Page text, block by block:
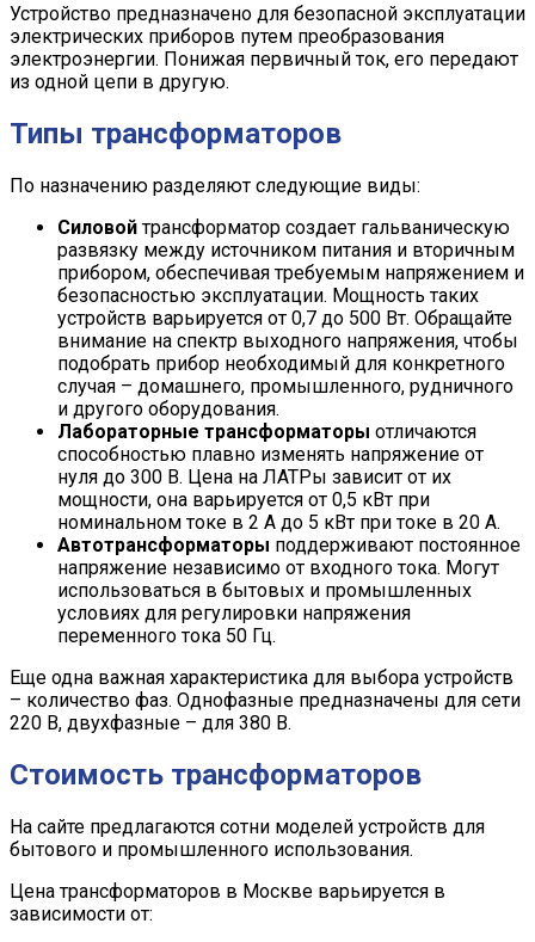
Устройство предназначено для безопасной эксплуатации
электрических приборов путем преобразования
электроэнергии. Понижая первичный ток, его передают
из одной цепи в другую.
Типы трансформаторов
По назначению разделяют следующие виды:
Силовойтрансформатор создает гальваническую
развязку между источником питания и вторичным
прибором, обеспечивая требуемым напряжением и
безопасностью эксплуатации. Мощность таких
устройств варьируется от 0,7 до 500 Вт. Обращайте
внимание на спектр выходного напряжения, чтобы
подобрать прибор необходимый для конкретного
случая – домашнего, промышленного, рудничного
и другого оборудования.
Лабораторные трансформаторы отличаются
способностью плавно изменять напряжение от
нуля до 300 В. Цена на ЛАТРы зависит от их
мощности, она варьируется от 0,5 кВт при
номинальном токе в 2 А до 5 кВт при токе в 20 А.
Автотрансформаторы поддерживают постоянное
напряжение независимо от входного тока. Могут
использоваться в бытовых и промышленных
условиях для регулировки напряжения
переменного тока 50 Гц.
Еще одна важная характеристика для выбора устройств
– количество фаз. Однофазные предназначены для сети
220 В, двухфазные – для 380 В.
Стоимость трансформаторов
На сайте предлагаются сотни моделей устройств для
бытового и промышленного использования.
Цена трансформаторов в Москве варьируется в
зависимости от: